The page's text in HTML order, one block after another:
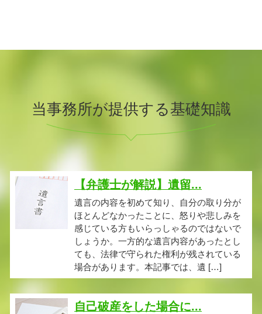
当事務所が提供する基礎知識
【弁護士が解説】遺留...
遺言の内容を初めて知り、自分の取り分が
ほとんどなかったことに、怒りや悲しみを
感じている方もいらっしゃるのではないで
しょうか。一方的な遺言内容があったとし
ても、法律で守られた権利が残されている
場合があります。本記事では、遺 […]
自己破産をした場合に...